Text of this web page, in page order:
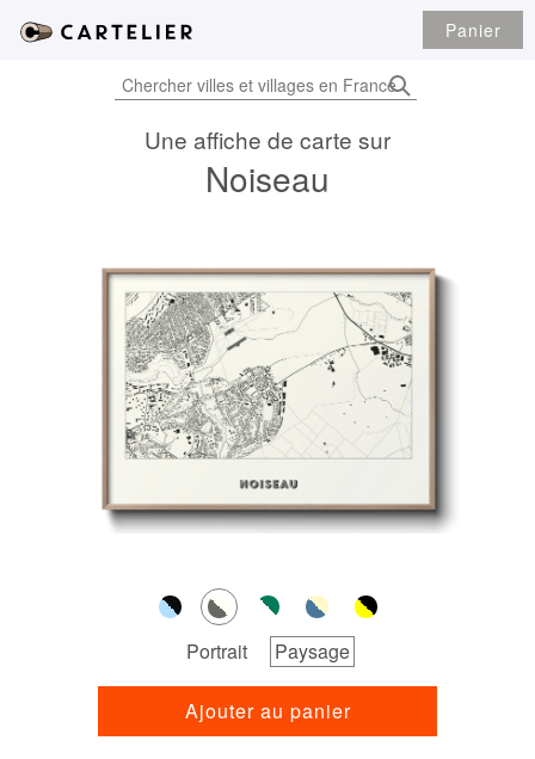
Panier
Une affiche de carte sur
Noiseau
Ajouter au panier
Portrait Paysage